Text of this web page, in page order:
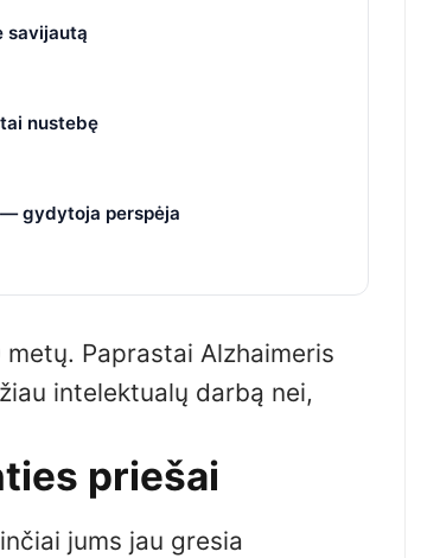
savijautą
nustebę
gydytoja perspėja
Paprastai Alzhaimeris
intelektualų darbą nei,
priešai
jums jau gresia